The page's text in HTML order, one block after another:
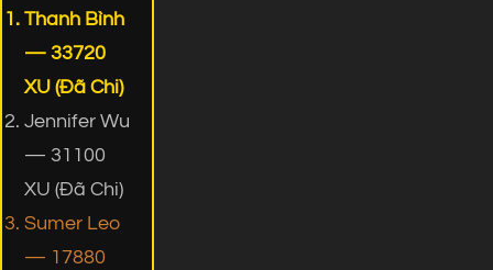
Thanh Bình
— 33720
XU (Đã Chi)
Jennifer Wu
— 31100
XU (Đã Chi)
Sumer Leo
— 17880